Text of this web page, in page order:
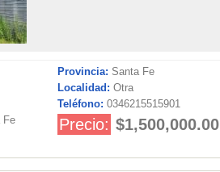
Fe
Provincia: Santa Fe
Localidad: Otra
Teléfono: 0346215515901
Precio: $1,500,000.00